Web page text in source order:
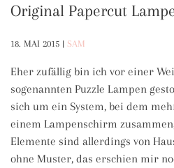
Original Papercut
18. MAI 2015 | SAM
Eher zufällig bin ich vor einer
sogenannten Puzzle Lampen
sich um ein System, bei dem
einem Lampenschirm
Elemente sind allerdings von
ohne Muster, das erschien mir